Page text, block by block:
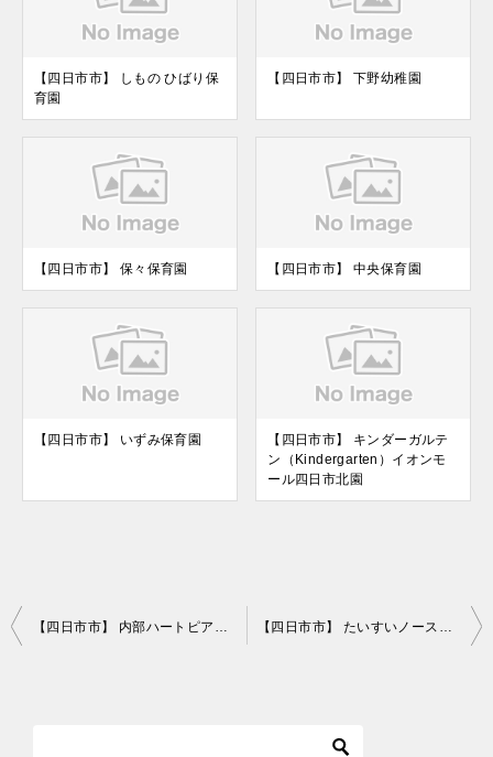
【四日市市】 しもの ひばり保
育園
【四日市市】 下野幼稚園
【四日市市】 保々保育園 【四日市市】 中央保育園
【四日市市】 いずみ保育園
【四日市市】 キンダーガルテ
ン（Kindergarten）イオンモ
ール四日市北園
投